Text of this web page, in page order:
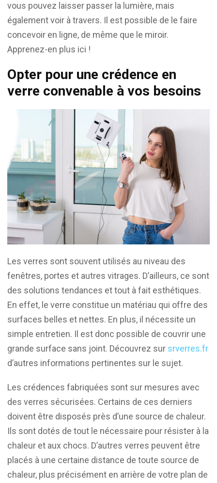
vous pouvez laisser passer la lumière, mais
également voir à travers. Il est possible de le faire
concevoir en ligne, de même que le miroir.
Apprenez-en plus ici !
Opter pour une crédence en
verre convenable à vos besoins
Les verres sont souvent utilisés au niveau des
fenêtres, portes et autres vitrages. D’ailleurs, ce sont
des solutions tendances et tout à fait esthétiques.
En effet, le verre constitue un matériau qui offre des
surfaces belles et nettes. En plus, il nécessite un
simple entretien. Il est donc possible de couvrir une
grande surface sans joint. Découvrez sur srverres.fr
d’autres informations pertinentes sur le sujet.
Les crédences fabriquées sont sur mesures avec
des verres sécurisées. Certains de ces derniers
doivent être disposés près d’une source de chaleur.
Ils sont dotés de tout le nécessaire pour résister à la
chaleur et aux chocs. D’autres verres peuvent être
placés à une certaine distance de toute source de
chaleur, plus précisément en arrière de votre plan de